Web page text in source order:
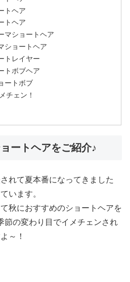
トヘア
トヘア
マショートヘア
ショートヘア
トレイヤー
トボブヘア
ートボブ
チェン！
ートヘアをご紹介♪
れて夏本番になってきました
います。
秋におすすめのショートヘアを
節の変わり目でイメチェンされ
～！